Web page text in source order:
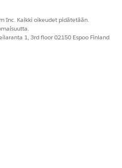
Inc. Kaikki oikeudet pidätetään.
1, 3rd floor 02150 Espoo Finland